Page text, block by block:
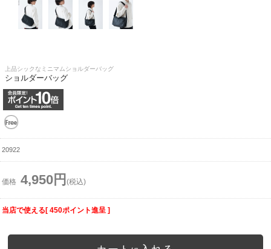
上品シックなミニマムショルダーバッグ
ショルダーバッグ
20922
価格 4,950円 (税込)
当店で使える[ 450ポイント進呈 ]